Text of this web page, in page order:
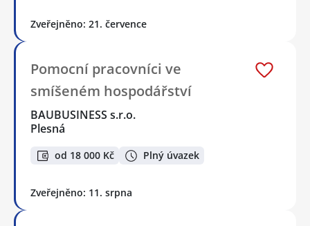
Zveřejněno: 21. července
Pomocní pracovníci ve
smíšeném hospodářství
BAUBUSINESS s.r.o.
Plesná
od 18 000 Kč Plný úvazek
Zveřejněno: 11. srpna